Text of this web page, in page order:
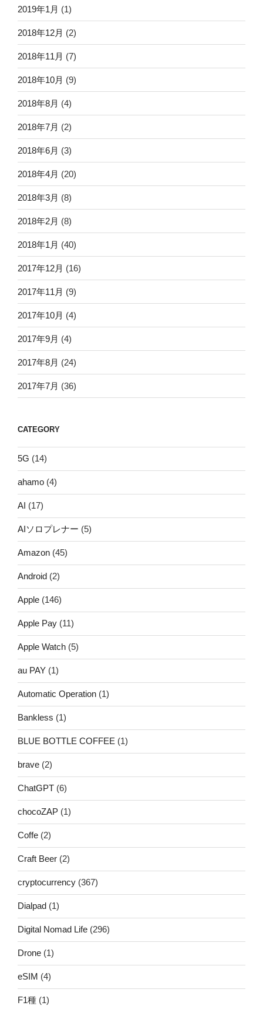
2019年1月 (1)
2018年12月 (2)
2018年11月 (7)
2018年10月 (9)
2018年8月 (4)
2018年7月 (2)
2018年6月 (3)
2018年4月 (20)
2018年3月 (8)
2018年2月 (8)
2018年1月 (40)
2017年12月 (16)
2017年11月 (9)
2017年10月 (4)
2017年9月 (4)
2017年8月 (24)
2017年7月 (36)
CATEGORY
5G (14)
ahamo (4)
AI (17)
AIソロプレナー (5)
Amazon (45)
Android (2)
Apple (146)
Apple Pay (11)
Apple Watch (5)
au PAY (1)
Automatic Operation (1)
Bankless (1)
BLUE BOTTLE COFFEE (1)
brave (2)
ChatGPT (6)
chocoZAP (1)
Coffe (2)
Craft Beer (2)
cryptocurrency (367)
Dialpad (1)
Digital Nomad Life (296)
Drone (1)
eSIM (4)
F1種 (1)